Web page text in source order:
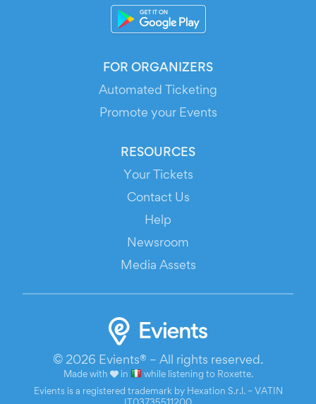
FOR ORGANIZERS
Automated Ticketing
Promote your Events
RESOURCES
Your Tickets
Contact Us
Help
Newsroom
Media Assets
© 2026 Evients® – All rights reserved.
Made with in while listening to Roxette.
Evients is a registered trademark by Hexation S.r.l. – VATIN